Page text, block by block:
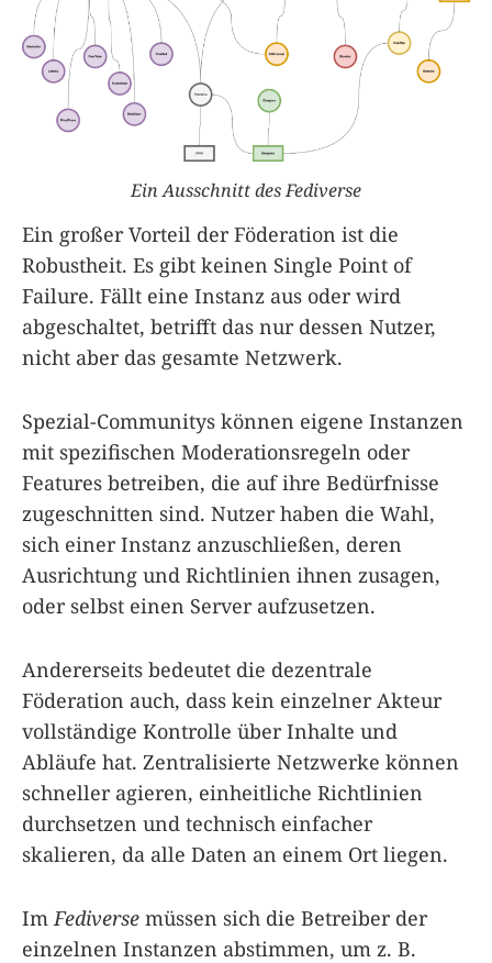
Ein Ausschnitt des Fediverse
Ein großer Vorteil der Föderation ist die
Robustheit. Es gibt keinen Single Point of
Failure. Fällt eine Instanz aus oder wird
abgeschaltet, betrifft das nur dessen Nutzer,
nicht aber das gesamte Netzwerk.
Spezial-Communitys können eigene Instanzen
mit spezifischen Moderationsregeln oder
Features betreiben, die auf ihre Bedürfnisse
zugeschnitten sind. Nutzer haben die Wahl,
sich einer Instanz anzuschließen, deren
Ausrichtung und Richtlinien ihnen zusagen,
oder selbst einen Server aufzusetzen.
Andererseits bedeutet die dezentrale
Föderation auch, dass kein einzelner Akteur
vollständige Kontrolle über Inhalte und
Abläufe hat. Zentralisierte Netzwerke können
schneller agieren, einheitliche Richtlinien
durchsetzen und technisch einfacher
skalieren, da alle Daten an einem Ort liegen.
Im Fediverse müssen sich die Betreiber der
einzelnen Instanzen abstimmen, um z. B.